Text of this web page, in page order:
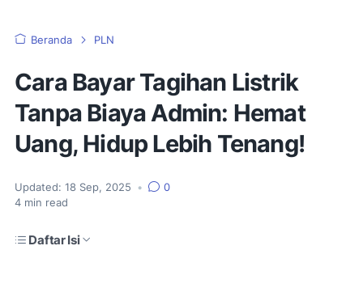
Beranda PLN
Cara Bayar Tagihan Listrik
Tanpa Biaya Admin: Hemat
Uang, Hidup Lebih Tenang!
Updated: 18 Sep, 2025 •
0
4 min read
Daftar Isi